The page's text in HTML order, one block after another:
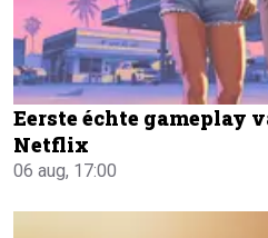
Eerste échte gameplay
Netflix
06 aug, 17:00